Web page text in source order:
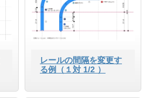
レールの間隔を変更す
る例（１対 1/2 ）